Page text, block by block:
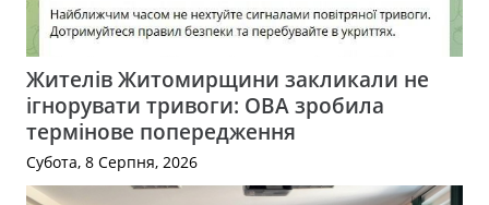
Жителів Житомирщини закликали не
ігнорувати тривоги: ОВА зробила
термінове попередження
Субота, 8 Серпня, 2026